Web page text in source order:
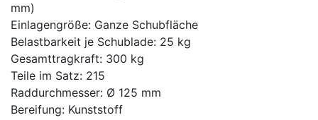
mm)
Einlagengröße: Ganze Schubfläche
Belastbarkeit je Schublade: 25 kg
Gesamttragkraft: 300 kg
Teile im Satz: 215
Raddurchmesser: Ø 125 mm
Bereifung: Kunststoff